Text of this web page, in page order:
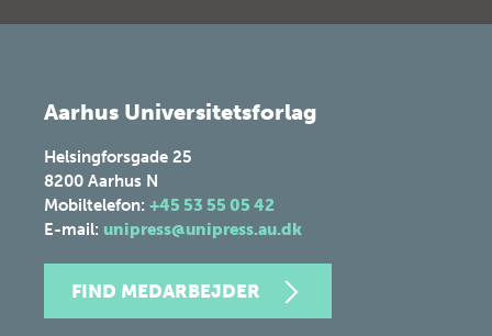
Aarhus Universitetsforlag
Helsingforsgade 25
8200 Aarhus N
Mobiltelefon: +45 53 55 05 42
E-mail: unipress@unipress.au.dk
FIND MEDARBEJDER